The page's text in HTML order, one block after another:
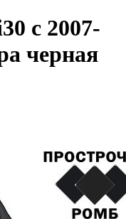
с 2007-
черная